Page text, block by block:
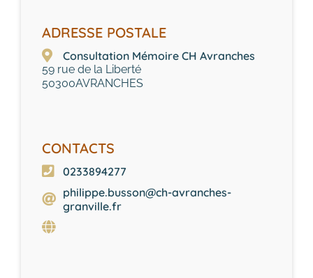
ADRESSE POSTALE
Consultation Mémoire CH Avranches
59 rue de la Liberté
50300AVRANCHES
CONTACTS
0233894277
philippe.busson@ch-avranches-
granville.fr